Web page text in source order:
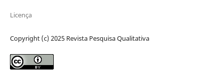
Licença
Copyright (c) 2025 Revista Pesquisa Qualitativa